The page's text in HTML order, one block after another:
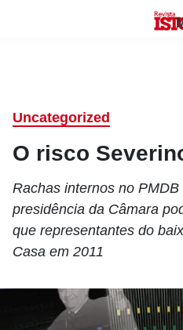
Uncategorized
O risco
Rachas internos no
presidência da Câmara
que representantes do
Casa em 2011